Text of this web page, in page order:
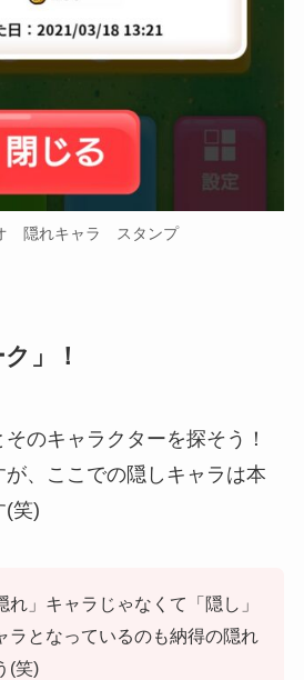
隠れキャラ スタンプ
」！
のキャラクターを探そう！
が、ここでの隠しキャラは本
(笑)
れ」キャラじゃなくて「隠し」
ラとなっているのも納得の隠れ
(笑)